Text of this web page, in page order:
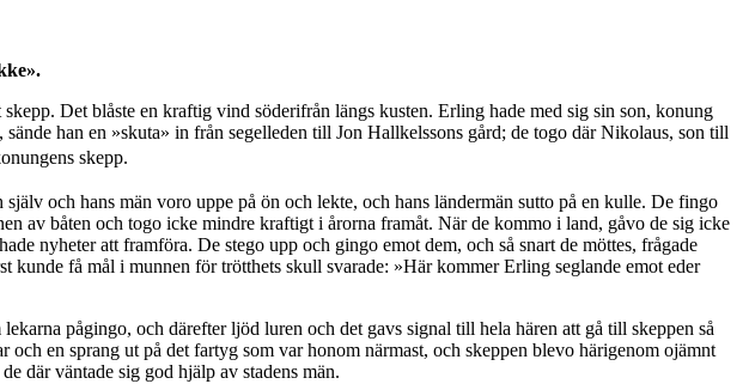
Det blåste en kraftig vind söderifrån längs kusten. Erling hade med sig sin son, konung
han en »skuta» in från segelleden till Jon Hallkelssons gård; de togo där Nikolaus, son till
skepp.
och hans män voro uppe på ön och lekte, och hans ländermän sutto på en kulle. De fingo
av båten och togo icke mindre kraftigt i årorna framåt. När de kommo i land, gåvo de sig icke
nyheter att framföra. De stego upp och gingo emot dem, och så snart de möttes, frågade
få mål i munnen för trötthets skull svarade: »Här kommer Erling seglande emot eder
pågingo, och därefter ljöd luren och det gavs signal till hela hären att gå till skeppen så
en sprang ut på det fartyg som var honom närmast, och skeppen blevo härigenom ojämnt
där väntade sig god hjälp av stadens män.